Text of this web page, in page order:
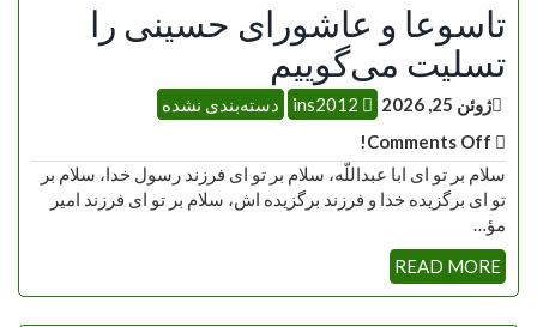
تاسوعا و عاشورای حسینی را
تسلیت می‌گوییم
ژوئن 25, 2026
دسته‌بندی نشده
سلام بر تو اى ابا عبداللّه، سلام بر تو اى فرزند رسول خدا، سلام بر
تو اى برگزیده خدا و فرزند برگزیده اش، سلام بر تو اى فرزند امیر
مؤ…
READ MORE